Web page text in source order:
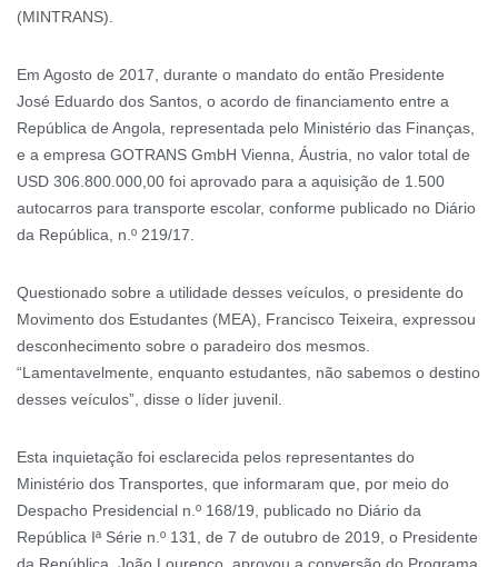
(MINTRANS).
Em Agosto de 2017, durante o mandato do então Presidente
José Eduardo dos Santos, o acordo de financiamento entre a
República de Angola, representada pelo Ministério das Finanças,
e a empresa GOTRANS GmbH Vienna, Áustria, no valor total de
USD 306.800.000,00 foi aprovado para a aquisição de 1.500
autocarros para transporte escolar, conforme publicado no Diário
da República, n.º 219/17.
Questionado sobre a utilidade desses veículos, o presidente do
Movimento dos Estudantes (MEA), Francisco Teixeira, expressou
desconhecimento sobre o paradeiro dos mesmos.
“Lamentavelmente, enquanto estudantes, não sabemos o destino
desses veículos”, disse o líder juvenil.
Esta inquietação foi esclarecida pelos representantes do
Ministério dos Transportes, que informaram que, por meio do
Despacho Presidencial n.º 168/19, publicado no Diário da
República Iª Série n.º 131, de 7 de outubro de 2019, o Presidente